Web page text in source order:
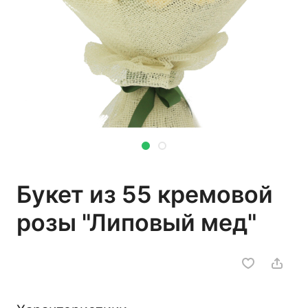
Букет из 55 кремовой
розы "Липовый мед"